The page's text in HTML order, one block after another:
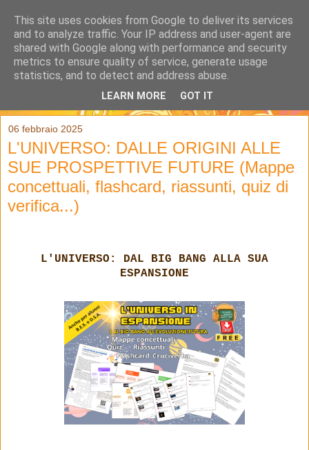
06 febbraio 2025
L'UNIVERSO: DALLE ORIGINI ALLE
SUE PROSPETTIVE FUTURE (Mappe
concettuali, flashcard, riassunti, quiz di
verifica...)
L'UNIVERSO: DAL BIG BANG ALLA SUA
ESPANSIONE
This site uses cookies from Google to deliver its services
and to analyze traffic. Your IP address and user-agent are
shared with Google along with performance and security
metrics to ensure quality of service, generate usage
statistics, and to detect and address abuse.
LEARN MORE GOT IT